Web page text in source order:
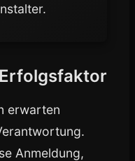
erwarten
Anmeldung,